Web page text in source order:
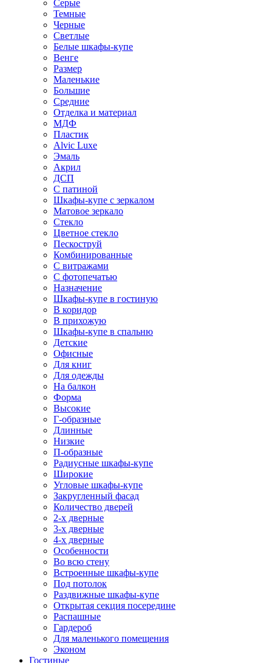
Серые
Темные
Черные
Светлые
Белые шкафы-купе
Венге
Размер
Маленькие
Большие
Средние
Отделка и материал
МДФ
Пластик
Alvic Luxe
Эмаль
Акрил
ДСП
С патиной
Шкафы-купе с зеркалом
Матовое зеркало
Стекло
Цветное стекло
Пескоструй
Комбинированные
С витражами
С фотопечатью
Назначение
Шкафы-купе в гостиную
В коридор
В прихожую
Шкафы-купе в спальню
Детские
Офисные
Для книг
Для одежды
На балкон
Форма
Высокие
Г-образные
Длинные
Низкие
П-образные
Радиусные шкафы-купе
Широкие
Угловые шкафы-купе
Закругленный фасад
Количество дверей
2-х дверные
3-х дверные
4-х дверные
Особенности
Во всю стену
Встроенные шкафы-купе
Под потолок
Раздвижные шкафы-купе
Открытая секция посередине
Распашные
Гардероб
Для маленького помещения
Эконом
Гостиные